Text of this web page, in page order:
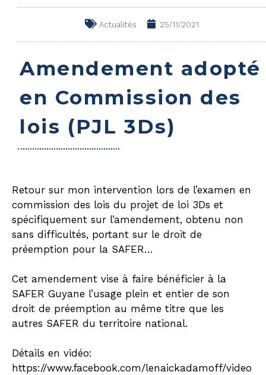
Actualités 25/11/2021
Amendement adopté
en Commission des
lois (PJL 3Ds)
Retour sur mon intervention lors de l’examen en
commission des lois du projet de loi 3Ds et
spécifiquement sur l’amendement, obtenu non
sans difficultés, portant sur le droit de
préemption pour la SAFER…
Cet amendement vise à faire bénéficier à la
SAFER Guyane l’usage plein et entier de son
droit de préemption au même titre que les
autres SAFER du territoire national.
Détails en vidéo:
https://www.facebook.com/lenaickadamoff/video